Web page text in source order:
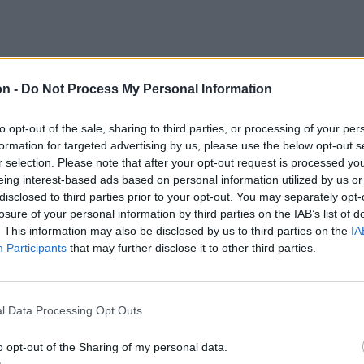
- Do Not Process My Personal Information
opt-out of the sale, sharing to third parties, or processing of your
for targeted advertising by us, please use the below opt-out
selection. Please note that after your opt-out request is processed
interest-based ads based on personal information utilized by us
to third parties prior to your opt-out. You may separately
of your personal information by third parties on the IAB’s list of
This information may also be disclosed by us to third parties on the
Participants that may further disclose it to other third parties.
Data Processing Opt Outs
opt-out of the Sharing of my personal data.
toborzása vagy kényszerítése arra, hogy
tartalmazó műsorokban vegyen részt.
az
birtoklása
azok kizárólag az
és nem